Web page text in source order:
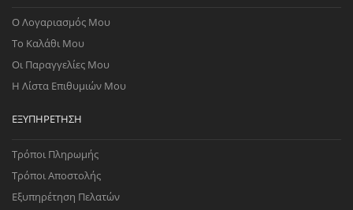
Ο Λογαριασμός Μου
Το Καλάθι Μου
Οι Παραγγελίες Μου
Η Λίστα Επιθυμιών Μου
ΕΞΥΠΗΡΈΤΗΣΗ
Τρόποι Πληρωμής
Τρόποι Αποστολής
Εξυπηρέτηση Πελατών